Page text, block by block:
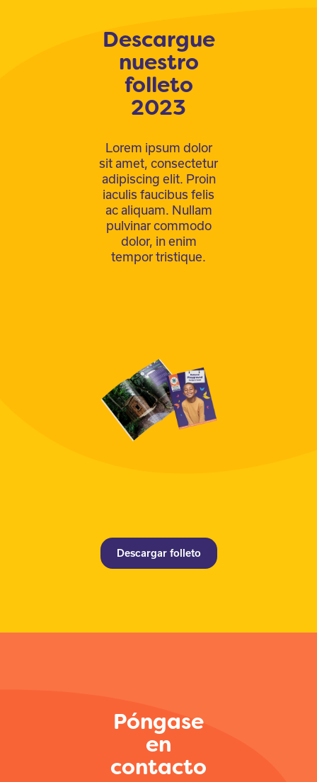
Descargue
nuestro
folleto
2023
Lorem ipsum dolor
sit amet, consectetur
adipiscing elit. Proin
iaculis faucibus felis
ac aliquam. Nullam
pulvinar commodo
dolor, in enim
tempor tristique.
Descargar folleto
Póngase
en
contacto